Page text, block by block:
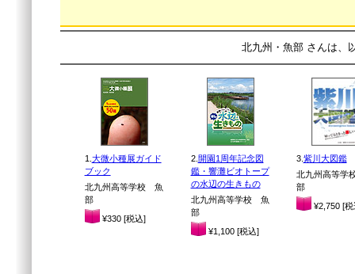
北九州・魚部 さんは、
1. 大微小種展ガイド
ブック
北九州高等学校 魚
部
¥330 [税込]
2. 開園1周年記念図
鑑・響灘ビオトープ
の水辺の生きもの
北九州高等学校 魚
部
¥1,100 [税込]
3. 紫川大図鑑
北九州高等学
部
¥2,750 [税